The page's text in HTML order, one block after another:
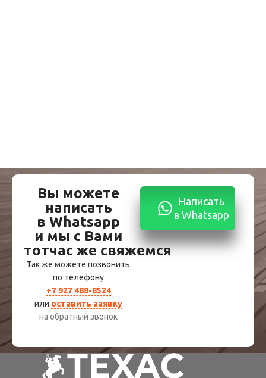
Вы можете
написать
в Whatsapp
и мы с Вами
тотчас же свяжемся
Так же можете позвонить
по телефону
+7 927 488-8524
или оставить заявку
на обратный звонок
Написать
в Whatsapp